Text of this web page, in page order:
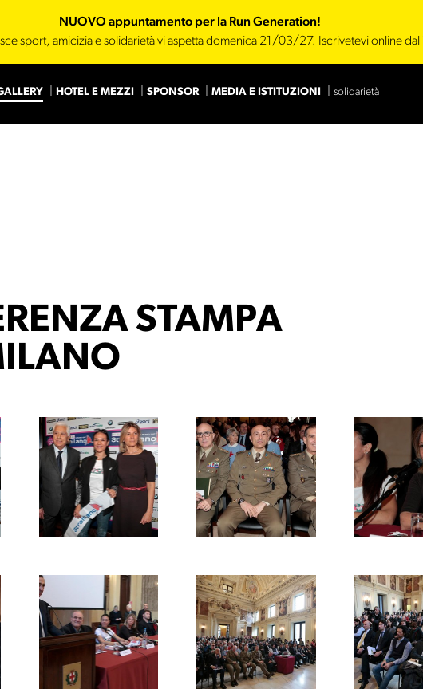
NUOVO appuntamento per la Run Generation!
sport, amicizia e solidarietà vi aspetta domenica 21/03/27. Iscrivetevi online
HOTEL E MEZZI SPONSOR MEDIA E ISTITUZIONI solidarietà
STAMPA